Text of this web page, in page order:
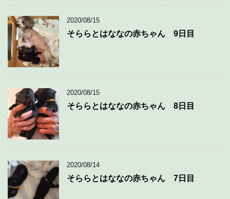
2020/08/15
そららとはななの赤ちゃん 9日目
2020/08/15
そららとはななの赤ちゃん 8日目
2020/08/14
そららとはななの赤ちゃん 7日目